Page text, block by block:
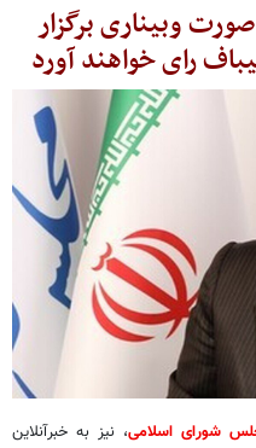
به صورت وبیناری برگزار
رای خواهند آورد
شورای اسلامی، نیز به خبرآنلاین